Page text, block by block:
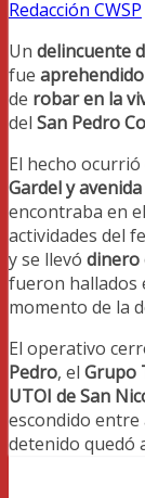
Redacción CWSP
Un delincuente
fue aprehendido
de robar en la
del San Pedro
El hecho
Gardel y
encontraba en el
actividades del
y se llevó dinero
fueron hallados
momento de la
El operativo
Pedro, el Grupo
UTOI de San
escondido entre
detenido quedó